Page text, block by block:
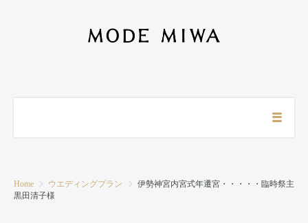
Home ウエディングプラン
伊勢神宮内宮式年遷宮・・・・・臨時祭主
黒田清子様